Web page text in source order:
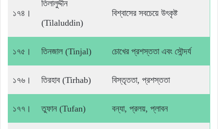
১৭৪।
তিলালুদ্দীন
(Tilaluddin)
বিশ্বাসের সবচেয়ে উৎকৃষ্ট
১৭৫। তিনজাল (Tinjal) চোখের প্রশস্ততা এবং সৌন্দর্য
১৭৬। তিরহাব (Tirhab) বিস্তৃততা, প্রশস্ততা
১৭৭। তুফান (Tufan) বন্যা, প্রলয়, প্লাবন